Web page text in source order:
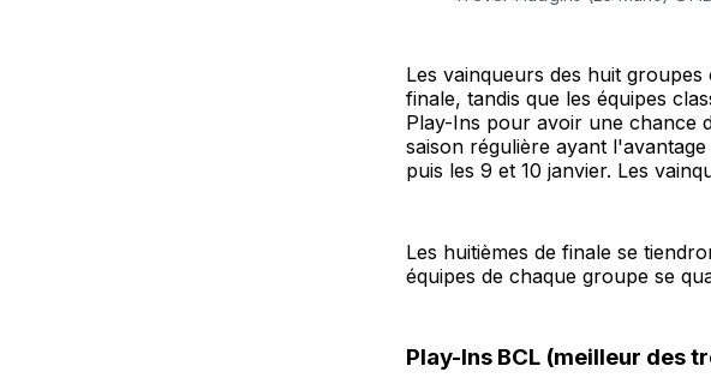
Les vainqueurs des huit
finale, tandis que les équipes
Play-Ins pour avoir une chance
saison régulière ayant
puis les 9 et 10 janvier. Les
Les huitièmes de finale se
équipes de chaque groupe se
Play-Ins BCL (meilleur des